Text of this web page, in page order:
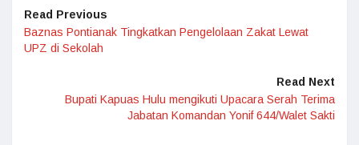
Read Previous
Baznas Pontianak Tingkatkan Pengelolaan Zakat Lewat
UPZ di Sekolah
Read Next
Bupati Kapuas Hulu mengikuti Upacara Serah Terima
Jabatan Komandan Yonif 644/Walet Sakti